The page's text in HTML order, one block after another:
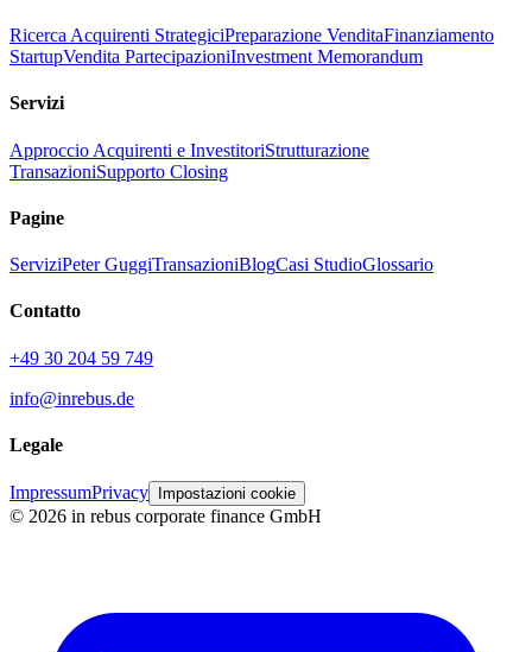
Ricerca Acquirenti StrategiciPreparazione VenditaFinanziamento
StartupVendita PartecipazioniInvestment Memorandum
Servizi
Approccio Acquirenti e InvestitoriStrutturazione
TransazioniSupporto Closing
Pagine
ServiziPeter GuggiTransazioniBlogCasi StudioGlossario
Contatto
+49 30 204 59 749
info@inrebus.de
Legale
ImpressumPrivacy Impostazioni cookie
© 2026 in rebus corporate finance GmbH